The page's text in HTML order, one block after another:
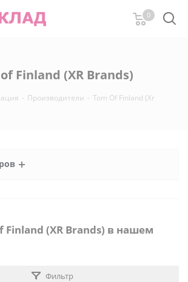
0
Finland (XR Brands)
- Производители - Tom Of Finland (Xr
Finland (XR Brands) в нашем
Фильтр